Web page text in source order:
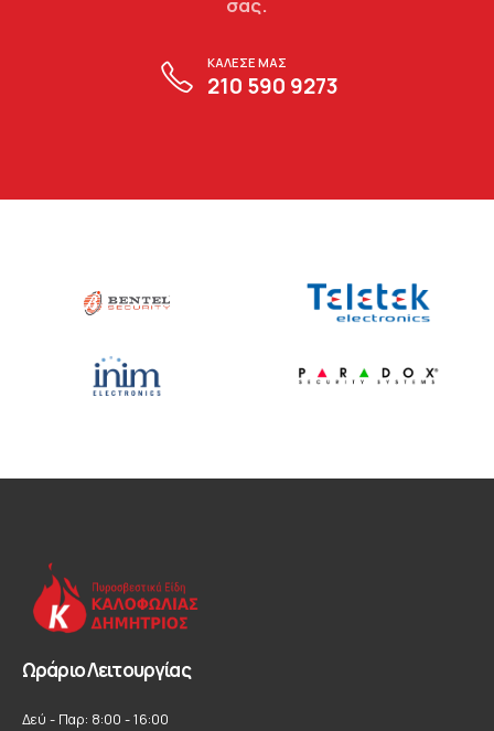
σας.
ΚΑΛΕΣΕ ΜΑΣ
210 590 9273
Ωράριο Λειτουργίας
Δεύ - Παρ: 8:00 - 16:00